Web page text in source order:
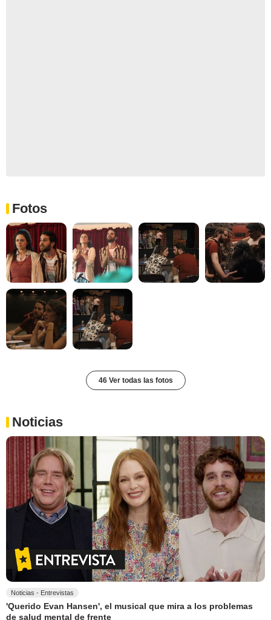
Fotos
46 Ver todas las fotos
Noticias
Noticias - Entrevistas
'Querido Evan Hansen', el musical que mira a los problemas
de salud mental de frente